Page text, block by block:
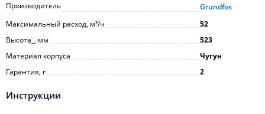
Производитель
Grundfos
Максимальный расход, м³/ч
52
Высота_, мм
523
Материал корпуса
Чугун
Гарантия, г
2
Инструкции